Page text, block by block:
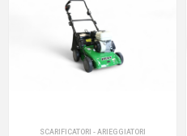
SCARIFICATORI - ARIEGGIATORI